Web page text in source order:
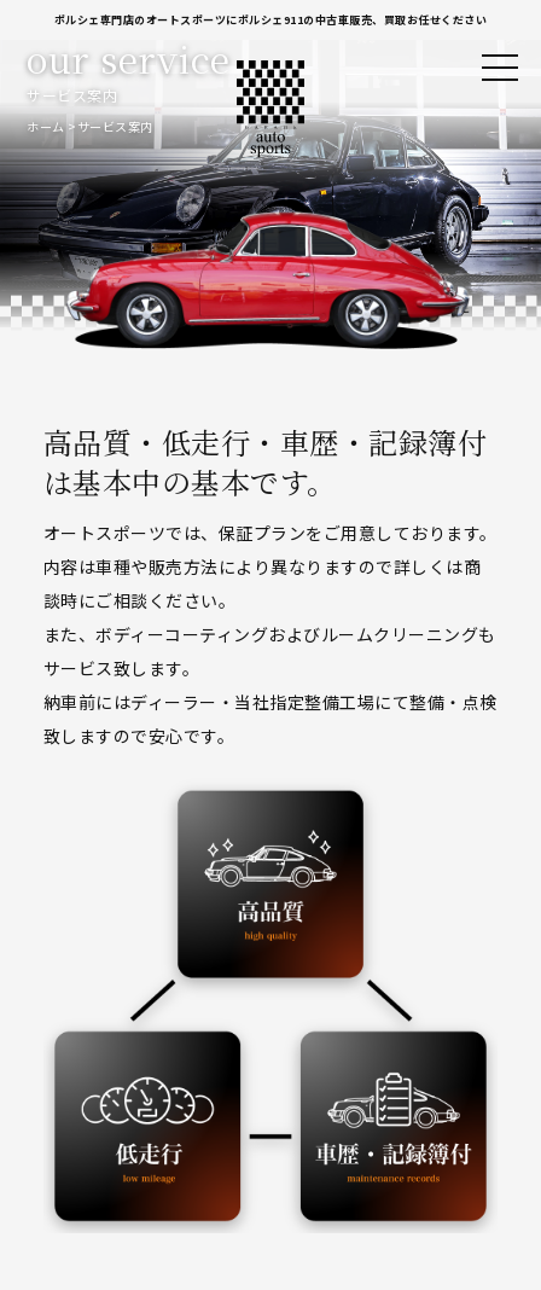
ポルシェ専門店のオートスポーツにポルシェ911の中古車販売、買取お任せください
サービス案内
our service
ホーム サービス案内
高品質・低走行・車歴・記録簿付
は基本中の基本です。
オートスポーツでは、保証プランをご用意しております。
内容は車種や販売方法により異なりますので詳しくは商
談時にご相談ください。
また、ボディーコーティングおよびルームクリーニングも
サービス致します。
納車前にはディーラー・当社指定整備工場にて整備・点検
致しますので安心です。